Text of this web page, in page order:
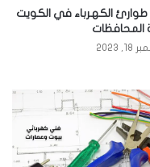
طوارئ الكهرباء في الكويت
المحافظات
2023